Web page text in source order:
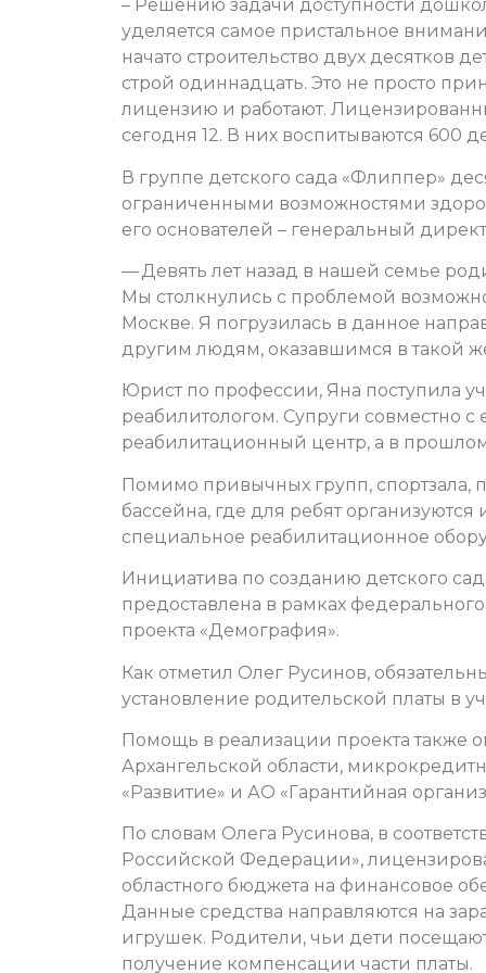
– Решению задачи доступности
уделяется самое пристальное
начато строительство двух десятков
строй одиннадцать. Это не просто
лицензию и работают.
сегодня 12. В них воспитываются 600
В группе детского сада «Флиппер»
ограниченными возможностями
его основателей – генеральный
— Девять лет назад в нашей семье
Мы столкнулись с проблемой
Москве. Я погрузилась в данное
другим людям, оказавшимся в такой
Юрист по профессии, Яна поступила
реабилитологом. Супруги совместно
реабилитационный центр, а в
Помимо привычных групп, спортзала,
бассейна, где для ребят
специальное реабилитационное
Инициатива по созданию детского
предоставлена в рамках
проекта «Демография».
Как отметил Олег Русинов,
установление родительской платы в
Помощь в реализации проекта также
Архангельской области,
«Развитие» и АО «Гарантийная
По словам Олега Русинова, в
Российской Федерации»,
областного бюджета на финансовое
Данные средства направляются на
игрушек. Родители, чьи дети
получение компенсации части платы.